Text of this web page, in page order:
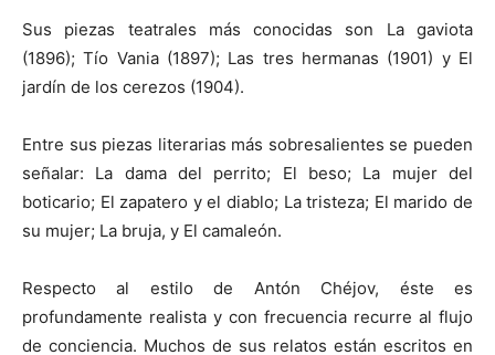
Sus piezas teatrales más conocidas son La gaviota
(1896); Tío Vania (1897); Las tres hermanas (1901) y El
jardín de los cerezos (1904).
Entre sus piezas literarias más sobresalientes se pueden
señalar: La dama del perrito; El beso; La mujer del
boticario; El zapatero y el diablo; La tristeza; El marido de
su mujer; La bruja, y El camaleón.
Respecto al estilo de Antón Chéjov, éste es
profundamente realista y con frecuencia recurre al flujo
de conciencia. Muchos de sus relatos están escritos en